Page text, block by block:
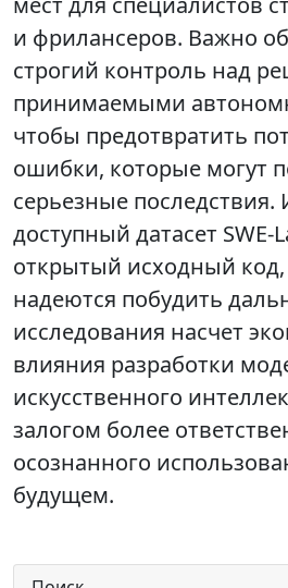
и фрилансеров. Важно
строгий контроль над
принимаемыми
чтобы предотвратить
ошибки, которые могут
серьезные последствия.
доступный датасет SWE-
открытый исходный
надеются побудить
исследования насчет
влияния разработки
искусственного
залогом более
осознанного
будущем.